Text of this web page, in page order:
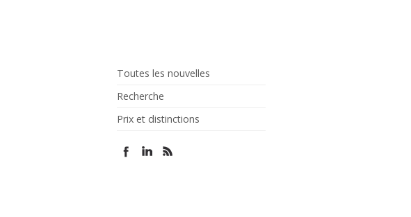
Toutes les nouvelles
Recherche
Prix et distinctions